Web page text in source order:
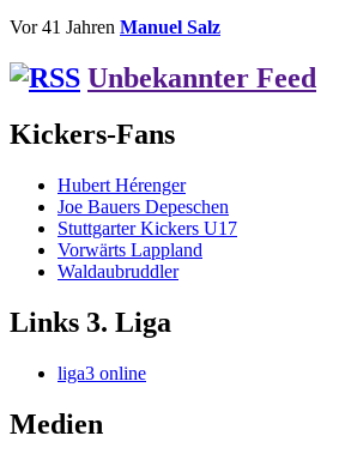
Vor 41 Jahren Manuel Salz
Unbekannter Feed
Kickers-Fans
Hubert Hérenger
Joe Bauers Depeschen
Stuttgarter Kickers U17
Vorwärts Lappland
Waldaubruddler
Links 3. Liga
liga3 online
Medien